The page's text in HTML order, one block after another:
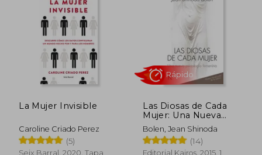
Rápido
La Mujer Invisible
Caroline Criado Perez
(5)
Seix Barral, 2020, Tapa
Las Diosas de Cada
Mujer: Una Nueva
Psicología Femenina
Bolen, Jean Shinoda
(14)
Editorial Kairos, 2015, 1